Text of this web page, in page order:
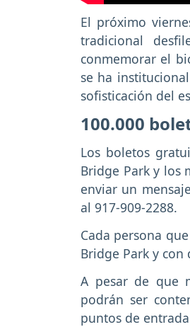
El próximo
tradicional
conmemorar el
se ha
sofisticación del
100.000
Los boletos
Bridge Park y los
enviar un
al 917-909-2288.
Cada persona
Bridge Park y con
A pesar de que
podrán ser
puntos de